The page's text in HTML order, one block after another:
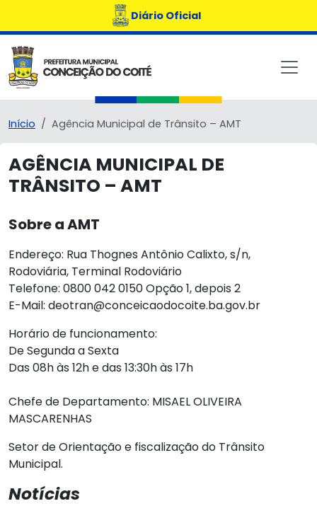
Diário Oficial
Início Agência Municipal de Trânsito – AMT
AGÊNCIA MUNICIPAL DE
TRÂNSITO – AMT
Sobre a AMT
Endereço: Rua Thognes Antônio Calixto, s/n,
Rodoviária, Terminal Rodoviário
Telefone: 0800 042 0150 Opção 1, depois 2
E-Mail: deotran@conceicaodocoite.ba.gov.br
Horário de funcionamento:
De Segunda a Sexta
Das 08h às 12h e das 13:30h às 17h
Chefe de Departamento: MISAEL OLIVEIRA
MASCARENHAS
Setor de Orientação e fiscalização do Trânsito
Municipal.
Notícias